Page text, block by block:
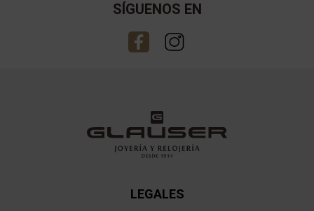
SÍGUENOS EN
LEGALES